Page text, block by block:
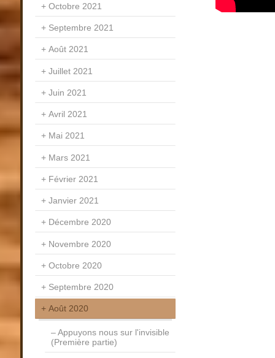
Octobre 2021
Septembre 2021
Août 2021
Juillet 2021
Juin 2021
Avril 2021
Mai 2021
Mars 2021
Février 2021
Janvier 2021
Décembre 2020
Novembre 2020
Octobre 2020
Septembre 2020
Août 2020
Appuyons nous sur l'invisible
(Première partie)